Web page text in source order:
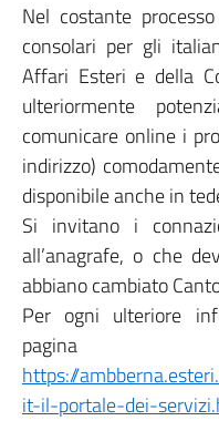
Nel costante
consolari per gli
Affari Esteri e della
ulteriormente
comunicare online i
indirizzo)
disponibile anche in
Si invitano i
all’anagrafe, o che
abbiano cambiato
Per ogni ulteriore
pagina
https://
it-il-portale-dei-